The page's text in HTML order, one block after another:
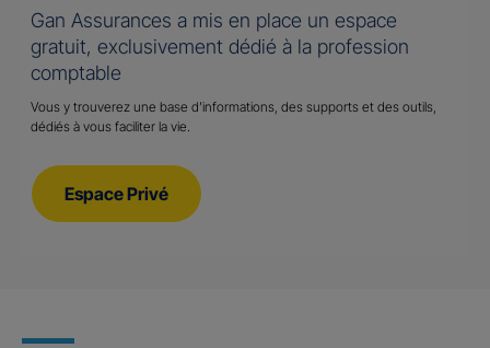
Gan Assurances a mis en place un espace
gratuit, exclusivement dédié à la profession
comptable
Vous y trouverez une base d’informations, des supports et des outils,
dédiés à vous faciliter la vie.
Espace Privé